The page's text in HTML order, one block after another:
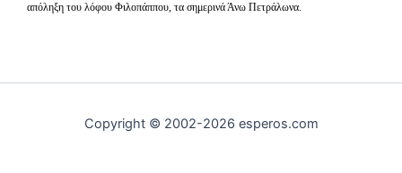
απόληξη του λόφου Φιλοπάππου, τα σημερινά Άνω Πετράλωνα.
Copyright © 2002-2026 esperos.com